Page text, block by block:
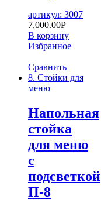
артикул: 3007
7,000.00Р
В корзину
Избранное
Сравнить
8. Стойки для
меню
Напольная
стойка
для меню
с
подсветкой
П-8